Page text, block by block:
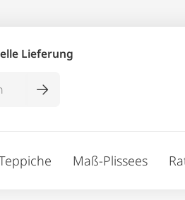
Lieferung
Maß-Plissees